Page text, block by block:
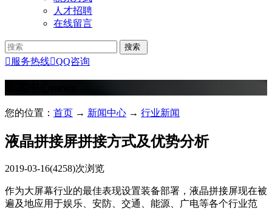
人才招聘
在线留言
 服务热线QQ咨询
您的位置： 首页 → 新闻中心 → 行业新闻
液晶拼接屏拼接方式及优势分析
2019-03-16(4258)次浏览
作为大屏幕行业的最佳表现设置装备部署，液晶拼接屏现在被
遍及地应用于娱乐、安防、交通、能源、广电等各个行业范